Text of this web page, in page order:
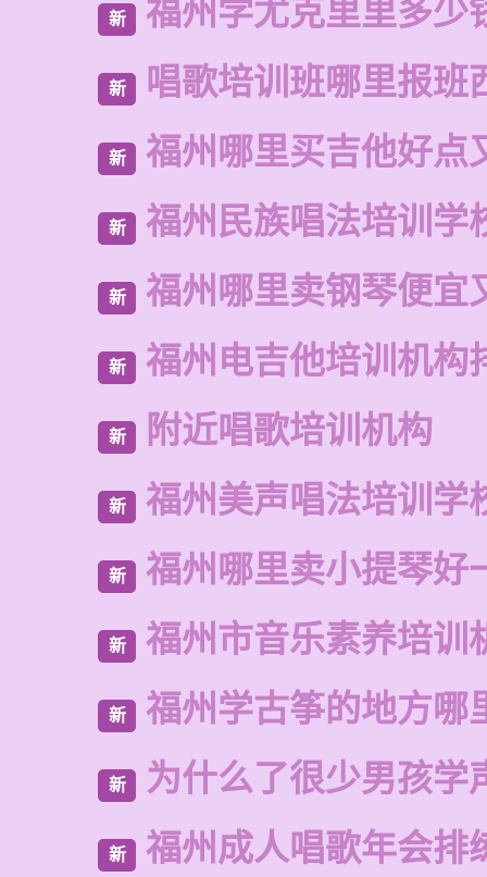
新 福州学尤克里里多少
新 唱歌培训班哪里报班
新 福州哪里买吉他好点
新 福州民族唱法培训学
新 福州哪里卖钢琴便宜
新 福州电吉他培训机构
新 附近唱歌培训机构
新 福州美声唱法培训学
新 福州哪里卖小提琴好
新 福州市音乐素养培训
新 福州学古筝的地方哪
新 为什么了很少男孩学
新 福州成人唱歌年会排